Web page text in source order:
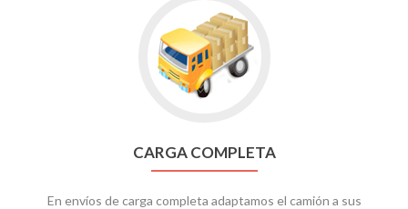
Go
to
CARGA
COMPLETA
CARGA COMPLETA
En envíos de carga completa adaptamos el camión a sus